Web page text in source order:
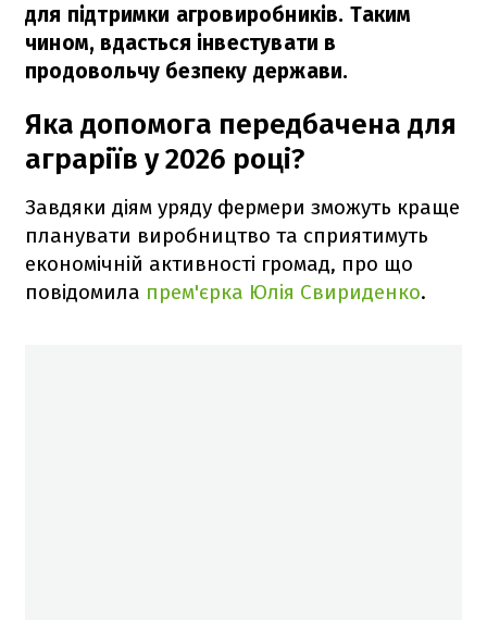
для підтримки агровиробників. Таким
чином, вдасться інвестувати в
продовольчу безпеку держави.
Яка допомога передбачена для
аграріїв у 2026 році?
Завдяки діям уряду фермери зможуть краще
планувати виробництво та сприятимуть
економічній активності громад, про що
повідомила прем'єрка Юлія Свириденко.